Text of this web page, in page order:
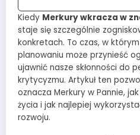
Kiedy Merkury wkracza w
staje się szczególnie
konkretach. To czas, w
planowaniu może przynieść
ujawnić nasze skłonności do
krytycyzmu. Artykuł ten
oznacza Merkury w Pannie,
życia i jak najlepiej
rozwoju.